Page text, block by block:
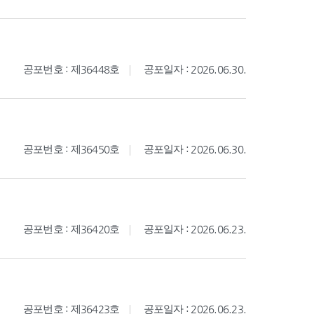
공포번호 : 제36448호 공포일자 : 2026.06.30.
공포번호 : 제36450호 공포일자 : 2026.06.30.
공포번호 : 제36420호 공포일자 : 2026.06.23.
공포번호 : 제36423호 공포일자 : 2026.06.23.